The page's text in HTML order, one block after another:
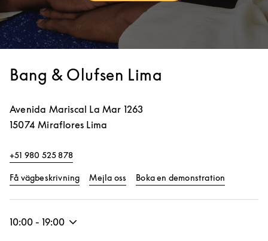
Bang & Olufsen Lima
Avenida Mariscal La Mar 1263
15074 Miraflores Lima
+51 980 525 878
Få vägbeskrivningLink Opens in New Tab
Mejla oss Boka en demonstration
10:00 - 19:00